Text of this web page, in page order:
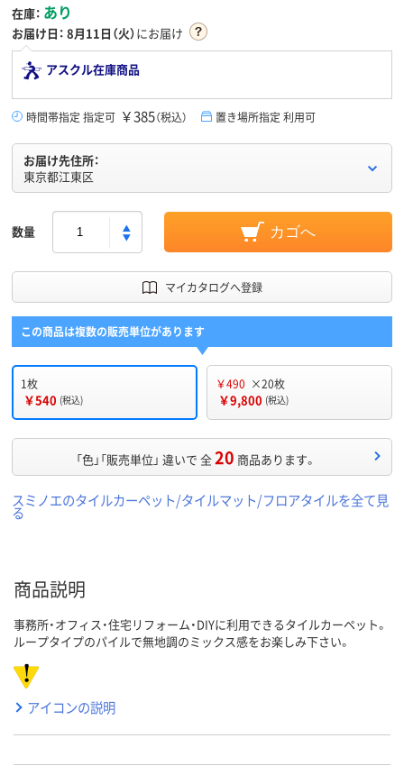
在庫： あり
お届け日： 8月11日（火）にお届け
アスクル在庫商品
時間帯指定 指定可 ￥385（税込） 置き場所指定 利用可
お届け先住所：
東京都江東区
数量 カゴへ
マイカタログへ登録
この商品は複数の販売単位があります
1枚
￥540 (税込)
￥490 ×20枚
￥9,800 (税込)
「色」「販売単位」 違いで 全20 商品あります。
スミノエのタイルカーペット/タイルマット/フロアタイルを全て見
る
商品説明
事務所・オフィス・住宅リフォーム・DIYに利用できるタイルカーペット。
ループタイプのパイルで無地調のミックス感をお楽しみ下さい。
アイコンの説明